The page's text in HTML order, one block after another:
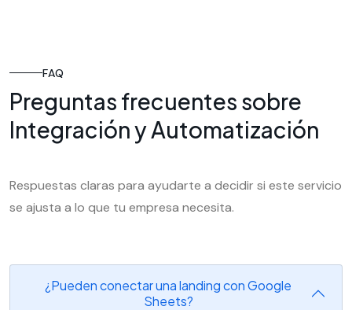
FAQ
Preguntas frecuentes sobre
Integración y Automatización
Respuestas claras para ayudarte a decidir si este servicio
se ajusta a lo que tu empresa necesita.
¿Pueden conectar una landing con Google
Sheets?